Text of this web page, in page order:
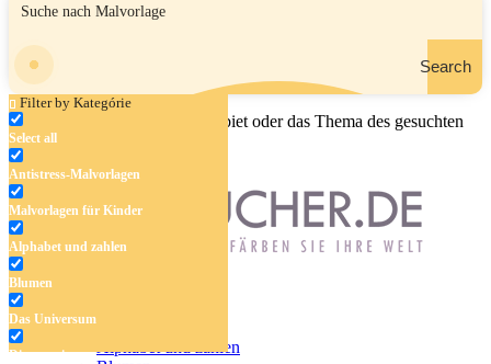
Search
Filter by Kategórie
Select all
Antistress-Malvorlagen
Malvorlagen für Kinder
Alphabet und zahlen
Blumen
Das Universum
Dinosaurier
Geben Sie den Namen, das Gebiet oder das Thema des gesuchten
Malbuchs ein.
Malvorlagen für Kinder
Alphabet und zahlen